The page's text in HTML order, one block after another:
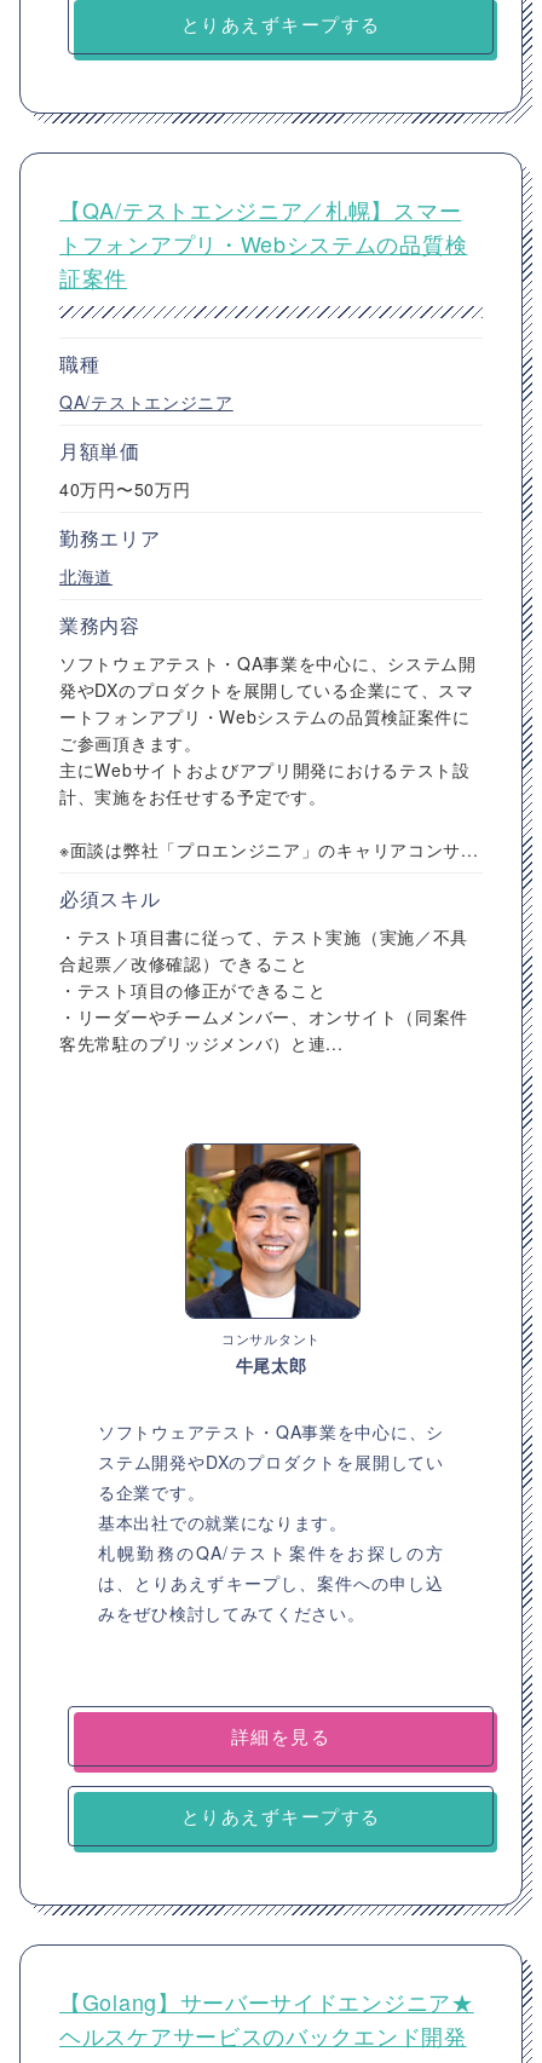
とりあえずキープする
【QA/テストエンジニア／札幌】スマー
トフォンアプリ・Webシステムの品質検
証案件
職種
QA/テストエンジニア
月額単価
40万円〜50万円
勤務エリア
北海道
業務内容
ソフトウェアテスト・QA事業を中心に、システム開
発やDXのプロダクトを展開している企業にて、スマ
ートフォンアプリ・Webシステムの品質検証案件に
ご参画頂きます。
主にWebサイトおよびアプリ開発におけるテスト設
計、実施をお任せする予定です。
※面談は弊社「プロエンジニア」のキャリアコンサ...
必須スキル
・テスト項目書に従って、テスト実施（実施／不具
合起票／改修確認）できること
・テスト項目の修正ができること
・リーダーやチームメンバー、オンサイト（同案件
客先常駐のブリッジメンバ）と連...
コンサルタント
牛尾太郎
ソフトウェアテスト・QA事業を中心に、シ
ステム開発やDXのプロダクトを展開してい
る企業です。
基本出社での就業になります。
札幌勤務のQA/テスト案件をお探しの方
は、とりあえずキープし、案件への申し込
みをぜひ検討してみてください。
詳細を見る
とりあえずキープする
【Golang】サーバーサイドエンジニア★
ヘルスケアサービスのバックエンド開発